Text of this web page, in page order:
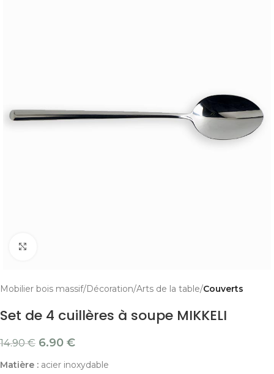
Mobilier bois massif Décoration Arts de la table Couverts
Set de 4 cuillères à soupe MIKKELI
14.90€ 6.90 €
Matière : acier inoxydable